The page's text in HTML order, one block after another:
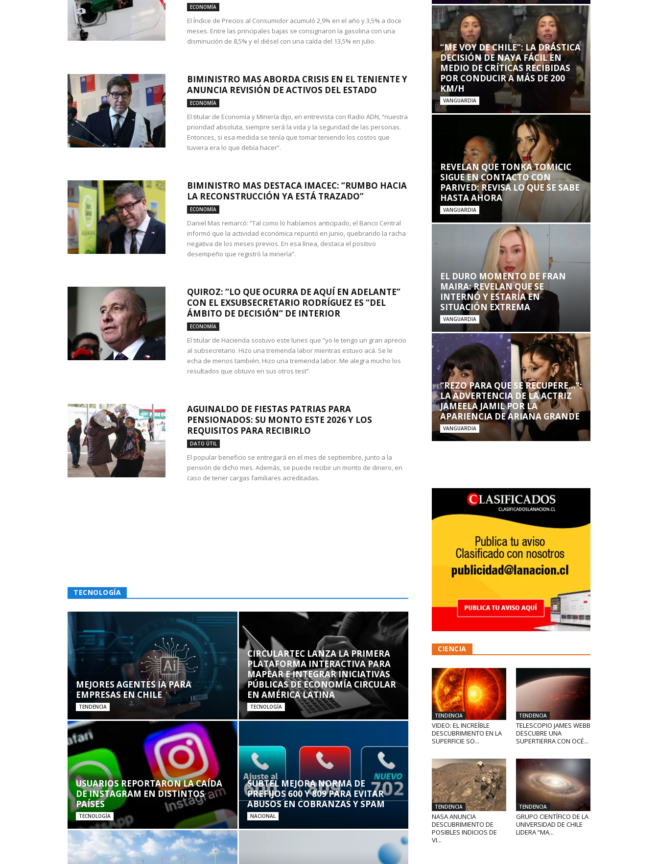
ECONOMÍA
El Índice de Precios al Consumidor acumuló 2,9% en el año y 3,5% a doce
meses. Entre las principales bajas se consignaron la gasolina con una
disminución de 8,5% y el diésel con una caída del 13,5% en julio.
BIMINISTRO MAS ABORDA CRISIS EN EL TENIENTE Y
ANUNCIA REVISIÓN DE ACTIVOS DEL ESTADO
ECONOMÍA
El titular de Economía y Minería dijo, en entrevista con Radio ADN, “nuestra
prioridad absoluta, siempre será la vida y la seguridad de las personas.
Entonces, si esa medida se tenía que tomar teniendo los costos que
tuviera era lo que debía hacer”.
BIMINISTRO MAS DESTACA IMACEC: “RUMBO HACIA
LA RECONSTRUCCIÓN YA ESTÁ TRAZADO”
ECONOMÍA
Daniel Mas remarcó: “Tal como lo habíamos anticipado, el Banco Central
informó que la actividad económica repuntó en junio, quebrando la racha
negativa de los meses previos. En esa línea, destaca el positivo
desempeño que registró la minería”.
QUIROZ: “LO QUE OCURRA DE AQUÍ EN ADELANTE”
CON EL EXSUBSECRETARIO RODRÍGUEZ ES “DEL
ÁMBITO DE DECISIÓN” DE INTERIOR
ECONOMÍA
El titular de Hacienda sostuvo este lunes que “yo le tengo un gran aprecio
al subsecretario. Hizo una tremenda labor mientras estuvo acá. Se le
echa de menos también. Hizo una tremenda labor. Me alegra mucho los
resultados que obtuvo en sus otros test”.
AGUINALDO DE FIESTAS PATRIAS PARA
PENSIONADOS: SU MONTO ESTE 2026 Y LOS
REQUISITOS PARA RECIBIRLO
DATO ÚTIL
El popular beneficio se entregará en el mes de septiembre, junto a la
pensión de dicho mes. Además, se puede recibir un monto de dinero, en
caso de tener cargas familiares acreditadas.
TECNOLOGÍA
MEJORES AGENTES IA PARA
EMPRESAS EN CHILE
TENDENCIA
CIRCULARTEC LANZA LA PRIMERA
PLATAFORMA INTERACTIVA PARA
MAPEAR E INTEGRAR INICIATIVAS
PÚBLICAS DE ECONOMÍA CIRCULAR
EN AMÉRICA LATINA
TECNOLOGÍA
USUARIOS REPORTARON LA CAÍDA
DE INSTAGRAM EN DISTINTOS
PAÍSES
TECNOLOGÍA
SUBTEL MEJORA NORMA DE
PREFIJOS 600 Y 809 PARA EVITAR
ABUSOS EN COBRANZAS Y SPAM
NACIONAL
“ME VOY DE CHILE”: LA DRÁSTICA
DECISIÓN DE NAYA FÁCIL EN
MEDIO DE CRÍTICAS RECIBIDAS
POR CONDUCIR A MÁS DE 200
KM/H
VANGUARDIA
REVELAN QUE TONKA TOMICIC
SIGUE EN CONTACTO CON
PARIVED: REVISA LO QUE SE SABE
HASTA AHORA
VANGUARDIA
EL DURO MOMENTO DE FRAN
MAIRA: REVELAN QUE SE
INTERNÓ Y ESTARÍA EN
SITUACIÓN EXTREMA
VANGUARDIA
“REZO PARA QUE SE RECUPERE…”:
LA ADVERTENCIA DE LA ACTRIZ
JAMEELA JAMIL POR LA
APARIENCIA DE ARIANA GRANDE
VANGUARDIA
CIENCIA
TENDENCIA
VIDEO: EL INCREÍBLE
DESCUBRIMIENTO EN LA
SUPERFICIE SO...
TENDENCIA
TELESCOPIO JAMES WEBB
DESCUBRE UNA
SUPERTIERRA CON OCÉ...
TENDENCIA
NASA ANUNCIA
DESCUBRIMIENTO DE
POSIBLES INDICIOS DE
VI...
TENDENCIA
GRUPO CIENTÍFICO DE LA
UNIVERSIDAD DE CHILE
LIDERA “MA...